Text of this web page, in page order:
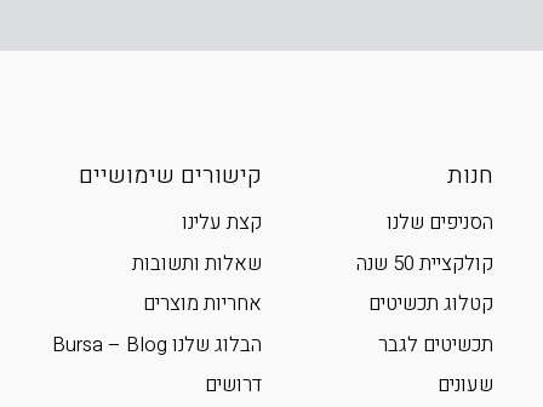
חנות
הסניפים שלנו
קולקציית 50 שנה
קטלוג תכשיטים
תכשיטים לגבר
שעונים
קישורים שימושיים
קצת עלינו
שאלות ותשובות
אחריות מוצרים
הבלוג שלנו Bursa – Blog
דרושים